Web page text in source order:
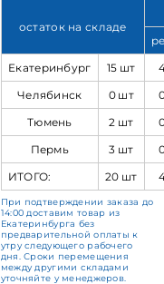
остаток на складе
Екатеринбург
15 шт
Челябинск
0 шт
Тюмень
2 шт
Пермь
3 шт
ИТОГО:
20 шт
При подтверждении заказа до
14:00 доставим товар из
Екатеринбурга без
предварительной оплаты к
утру следующего рабочего
дня. Сроки перемещения
между другими складами
уточняйте у менеджеров.